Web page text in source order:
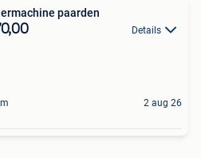
paarden
Details
2 aug 26